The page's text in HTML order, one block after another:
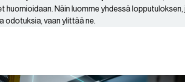
huomioidaan. Näin luomme yhdessä lopputuloksen,
odotuksia, vaan ylittää ne.